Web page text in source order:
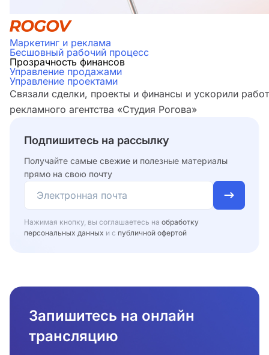
Маркетинг и реклама
Бесшовный рабочий процесс
Прозрачность финансов
Управление продажами
Управление проектами
Связали сделки, проекты и финансы и ускорили
рекламного агентства «Студия Рогова»
Подпишитесь на рассылку
Получайте самые свежие и полезные материалы
прямо на свою почту
Нажимая кнопку, вы соглашаетесь на обработку
персональных данных и с публичной офертой
Запишитесь на онлайн
трансляцию